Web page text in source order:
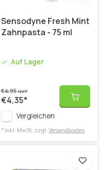
Sensodyne Fresh Mint
Zahnpasta - 75 ml
Auf Lager
€4,95UVP
€4,35*
Vergleichen
* Inkl. MwSt. zzgl. Versandkosten